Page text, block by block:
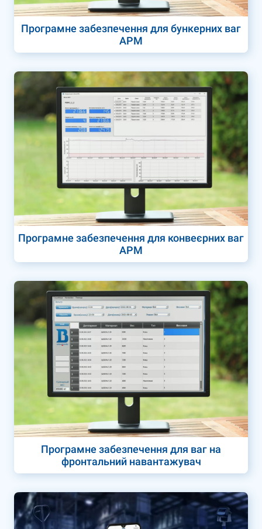
Програмне забезпечення для бункерних ваг
АРМ
Програмне забезпечення для конвеєрних ваг
АРМ
Програмне забезпечення для ваг на
фронтальний навантажувач